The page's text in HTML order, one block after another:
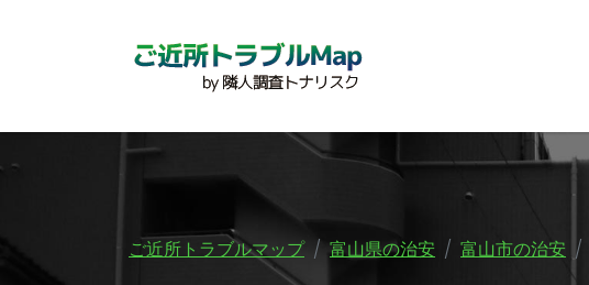
ご近所トラブルマップ 富山県の治安 富山市の治安